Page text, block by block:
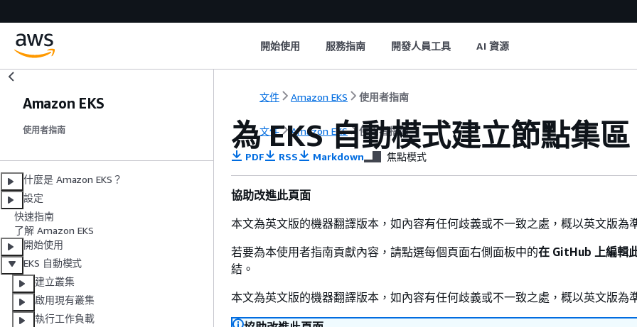
開始使用 服務指南 開發人員工具 AI 資源
Amazon EKS
使用者指南
什麼是 Amazon EKS？
設定
快速指南
了解 Amazon EKS
開始使用
EKS 自動模式
建立叢集
啟用現有叢集
執行工作負載
文件 Amazon EKS 使用者指南
文件 Amazon EKS 使用者指南
為 EKS 自動模式建立節點集區
PDF RSS Markdown 焦點模式
協助改進此頁面
本文為英文版的機器翻譯版本，如內容有任何歧義或不一致之處，概以英文版為
若要為本使用者指南貢獻內容，請點選每個頁面右側面板中的在 GitHub 上編輯
結。
本文為英文版的機器翻譯版本，如內容有任何歧義或不一致之處，概以英文版為